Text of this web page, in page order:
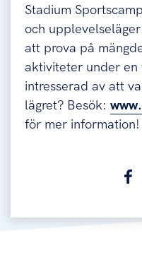
Stadium
och
att prova på
aktiviteter under en
intresserad av att
lägret? Besök:
för mer information!